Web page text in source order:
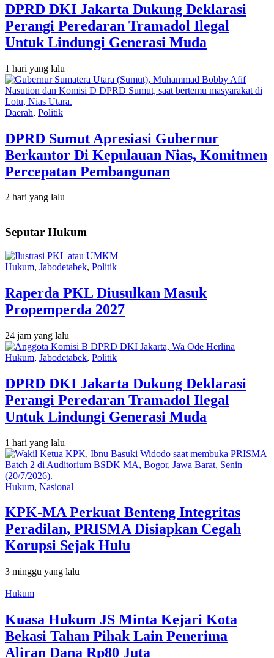
DPRD DKI Jakarta Dukung Deklarasi
Perangi Peredaran Tramadol Ilegal
Untuk Lindungi Generasi Muda
1 hari yang lalu
Daerah, Politik
DPRD Sumut Apresiasi Gubernur
Berkantor Di Kepulauan Nias, Komitmen
Percepatan Pembangunan
2 hari yang lalu
Seputar Hukum
Hukum, Jabodetabek, Politik
Raperda PKL Diusulkan Masuk
Propemperda 2027
24 jam yang lalu
Hukum, Jabodetabek, Politik
DPRD DKI Jakarta Dukung Deklarasi
Perangi Peredaran Tramadol Ilegal
Untuk Lindungi Generasi Muda
1 hari yang lalu
Hukum, Nasional
KPK-MA Perkuat Benteng Integritas
Peradilan, PRISMA Disiapkan Cegah
Korupsi Sejak Hulu
3 minggu yang lalu
Hukum
Kuasa Hukum JS Minta Kejari Kota
Bekasi Tahan Pihak Lain Penerima
Aliran Dana Rp80 Juta